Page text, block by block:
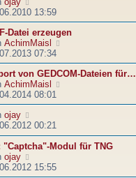
r
B
e
i
t
r
a
g
e
u
e
s
t
e
r
B
e
i
r
a
g
13:59
Datei erzeugen
AchimMaisl
u
e
e
e
i
07:34
von GEDCOM-Dateien für…
AchimMaisl
u
t
e
08:01
ojay
e
u
e
00:21
"Captcha"-Modul für TNG
ojay
e
15:55